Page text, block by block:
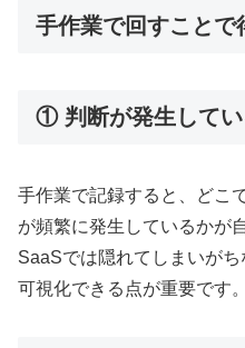
手作業で回すことで
① 判断が発生してい
手作業で記録すると、どこ
が頻繁に発生しているかが
SaaSでは隠れてしまいが
可視化できる点が重要です。